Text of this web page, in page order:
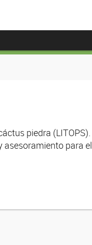
piedra (LITOPS).
para el